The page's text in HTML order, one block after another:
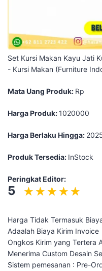
Set Kursi Makan Kayu Jati
- Kursi Makan (Furniture
Mata Uang Produk: Rp
Harga Produk:1020000
Harga Berlaku Hingga:
Produk Tersedia: InStock
Peringkat Editor:
5
Harga Tidak Termasuk
Adaalah Biaya Kirim Invoice
Ongkos Kirim yang Tertera
Menerima Custom Desain
Sistem pemesanan : Pre-